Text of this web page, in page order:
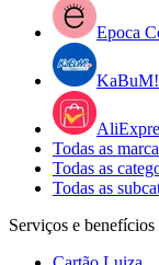
Epoca
KaBuM!
Todas as
Todas as
Todas as
Serviços e benefícios